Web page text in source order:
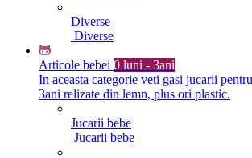
Diverse
Diverse
Articole bebei 0 luni - 3ani
In aceasta categorie veti gasi jucarii
3ani relizate din lemn, plus ori plastic.
Jucarii bebe
Jucarii bebe